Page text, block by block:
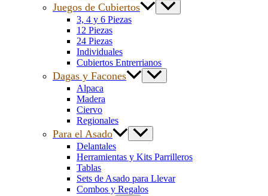
Juegos de Cubiertos
3, 4 y 6 Piezas
12 Piezas
24 Piezas
Individuales
Cubiertos Entrerrianos
Dagas y Facones
Alpaca
Madera
Ciervo
Regionales
Para el Asado
Delantales
Herramientas y Kits Parrilleros
Tablas
Sets de Asado para Llevar
Combos y Regalos